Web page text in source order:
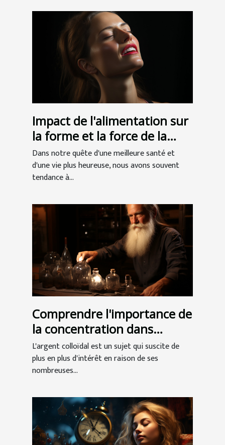
Impact de l'alimentation sur
la forme et la force de la
mâchoire
Dans notre quête d'une meilleure santé et
d'une vie plus heureuse, nous avons souvent
tendance à...
Comprendre l'importance de
la concentration dans
l'argent colloïdal
L'argent colloïdal est un sujet qui suscite de
plus en plus d'intérêt en raison de ses
nombreuses...